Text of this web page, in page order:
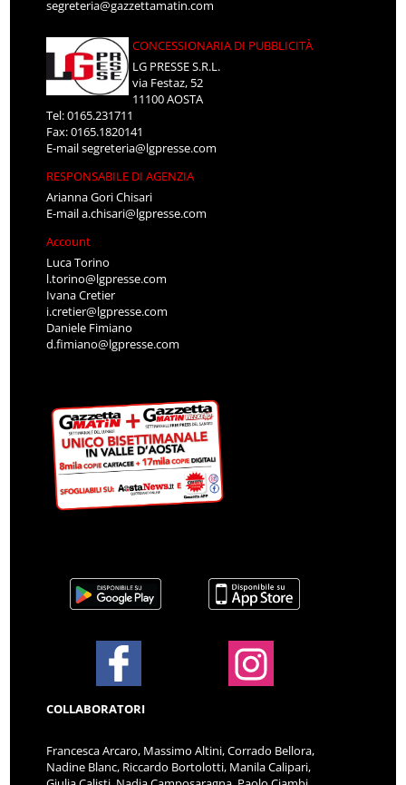
segreteria@gazzettamatin.com
CONCESSIONARIA DI PUBBLICITÀ
LG PRESSE S.R.L.
via Festaz, 52
11100 AOSTA
Tel: 0165.231711
Fax: 0165.1820141
E-mailsegreteria@lgpresse.com
RESPONSABILE DI AGENZIA
Arianna Gori Chisari
E-maila.chisari@lgpresse.com
Account
Luca Torino
l.torino@lgpresse.com
Ivana Cretier
i.cretier@lgpresse.com
Daniele Fimiano
d.fimiano@lgpresse.com
COLLABORATORI
Francesca Arcaro, Massimo Altini, Corrado Bellora,
Nadine Blanc, Riccardo Bortolotti, Manila Calipari,